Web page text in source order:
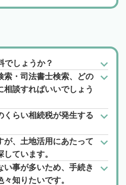
でしょうか？
索・司法書士検索、どの
相談すればいいでしょう
くらい相続税が発生する
が、土地活用にあたって
ています。
い事が多いため、手続き
知りたいです。